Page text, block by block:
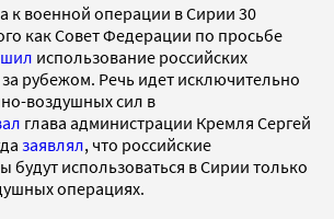
к военной операции в Сирии 30
как Совет Федерации по просьбе
использование российских
рубежом. Речь идет исключительно
воздушных сил в
глава администрации Кремля Сергей
заявлял, что российские
будут использоваться в Сирии только
операциях.